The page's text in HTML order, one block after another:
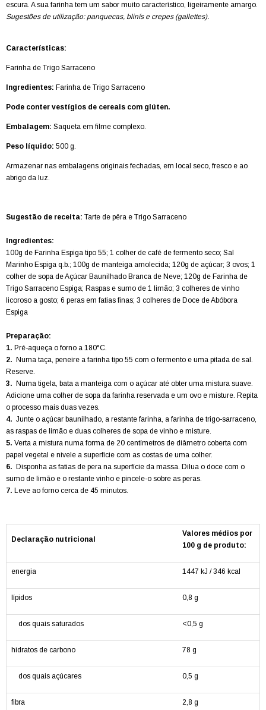
escura. A sua farinha tem um sabor muito característico, ligeiramente amargo.
Sugestões de utilização: panquecas, blinís e crepes (gallettes).
Características:
Farinha de Trigo Sarraceno
Ingredientes: Farinha de Trigo Sarraceno
Pode conter vestígios de cereais com glúten.
Embalagem: Saqueta em filme complexo.
Peso líquido: 500 g.
Armazenar nas embalagens originais fechadas, em local seco, fresco e ao
abrigo da luz.
Sugestão de receita: Tarte de pêra e Trigo Sarraceno
Ingredientes:
100g de Farinha Espiga tipo 55; 1 colher de café de fermento seco; Sal
Marinho Espiga q.b.; 100g de manteiga amolecida; 120g de açúcar; 3 ovos; 1
colher de sopa de Açúcar Baunilhado Branca de Neve; 120g de Farinha de
Trigo Sarraceno Espiga; Raspas e sumo de 1 limão; 3 colheres de vinho
licoroso a gosto; 6 peras em fatias finas; 3 colheres de Doce de Abóbora
Espiga
Preparação:
1. Pré-aqueça o forno a 180°C.
2. Numa taça, peneire a farinha tipo 55 com o fermento e uma pitada de sal.
Reserve.
3.
Numa tigela, bata a manteiga com o açúcar até obter uma mistura suave.
Adicione uma colher de sopa da farinha reservada e um ovo e misture. Repita
o processo mais duas vezes.
4. Junte o açúcar baunilhado, a restante farinha, a farinha de trigo-sarraceno,
as raspas de limão e duas colheres de sopa de vinho e misture.
5. Verta a mistura numa forma de 20 centímetros de diâmetro coberta com
papel vegetal e nivele a superfície com as costas de uma colher.
6.
Disponha as fatias de pera na superfície da massa. Dilua o doce com o
sumo de limão e o restante vinho e pincele-o sobre as peras.
7. Leve ao forno cerca de 45 minutos.
Declaração nutricional
Valores médios por
100 g de produto:
energia 1447 kJ / 346 kcal
lípidos 0,8 g
dos quais saturados <0,5 g
hidratos de carbono 78 g
dos quais açúcares 0,5 g
fibra 2,8 g